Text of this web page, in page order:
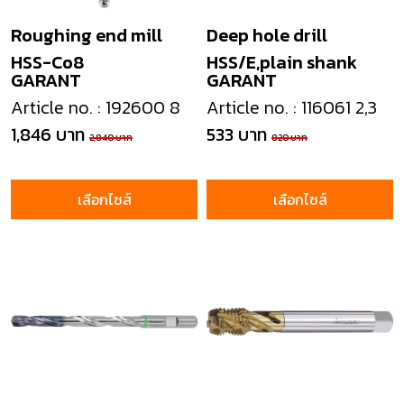
GARANT
Roughing end mill
HSS-Co8
Article no. : 192600 8
1,846 บาท 2,840 บาท
เลือกไซส์
GARANT
Deep hole drill
HSS/E,plain shank
Article no. : 116061 2,3
533 บาท 820 บาท
เลือกไซส์